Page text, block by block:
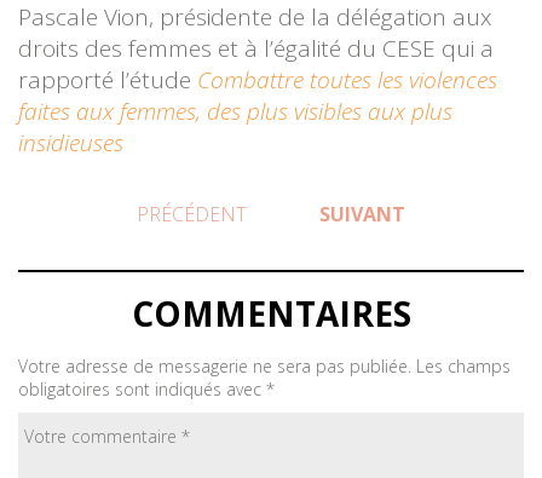
Pascale Vion, présidente de la délégation aux
droits des femmes et à l’égalité du CESE qui a
rapporté l’étude Combattre toutes les violences
faites aux femmes, des plus visibles aux plus
insidieuses
PRÉCÉDENT SUIVANT
COMMENTAIRES
Votre adresse de messagerie ne sera pas publiée. Les champs
obligatoires sont indiqués avec *